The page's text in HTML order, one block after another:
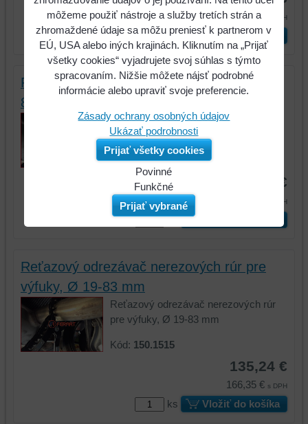
155,15 € s DPH
ks Vložiť do košíka
Reťazový odrezávač rúr pre výfuky, Ø 19-
83mm
Reťazový odrezávač rúr pre výfuky, Ø
19-83mm
Kód:150.1510
91,97 €
s DPH
ks
Reťazový odrezávač nerezových rúr pre
výfuky, Ø 19-83 mm
Reťazový odrezávač nerezových rúr
pre výfuky, Ø 19-83 mm
Kód: 150.1515
135,24 €
166,35 € s DPH
ks Vložiť do košíka
môžeme použiť nástroje a služby tretích strán a
zhromaždené údaje sa môžu preniesť k partnerom v
EÚ, USA alebo iných krajinách. Kliknutím na „Prijať
všetky cookies“ vyjadrujete svoj súhlas s týmto
spracovaním. Nižšie môžete nájsť podrobné
informácie alebo upraviť svoje preferencie.
Zásady ochrany osobných údajov
Ukázať podrobnosti
Prijať všetky cookies
Povinné
na
zariadení
(súbory
cookie
a
úložiská
Funkčné
vašom
(súbory
cookie
a
úložiská
prehliadača),
Prijať vybrané